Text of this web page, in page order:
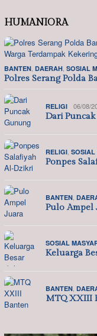
HUMANIORA
BANTEN DAERAH SOSIAL
Polres Serang Polda
RELIGI 06/08/
Dari
RELIGI SOSIAL
Ponpes
BANTEN
Pulo Ampel
SOSIAL
Keluarga
BANTEN
MTQ XXIII